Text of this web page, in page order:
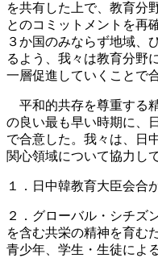
を共有した上で、教育分
とのコミットメントを再
３か国のみならず地域、
るよう、我々は教育分野
一層促進していくことで
平和的共存を尊重する
の良い最も早い時期に、
で合意した。我々は、日
関心領域について協力し
１．日中韓教育大臣会合
２．グローバル・シチズ
を含む共栄の精神を育む
青少年、学生・生徒によ